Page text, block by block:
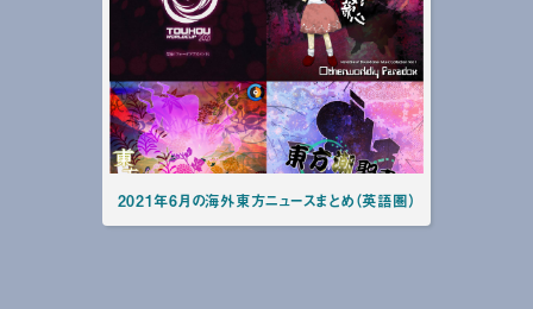
2021年6月の海外東方ニュースまとめ（英語圏）